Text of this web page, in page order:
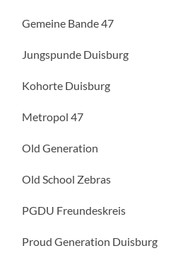
Gemeine Bande 47
Jungspunde Duisburg
Kohorte Duisburg
Metropol 47
Old Generation
Old School Zebras
PGDU Freundeskreis
Proud Generation Duisburg